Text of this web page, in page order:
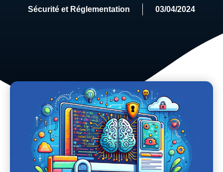
Sécurité et Réglementation 03/04/2024